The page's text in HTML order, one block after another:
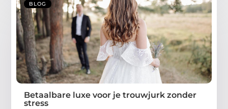
BLOG
Betaalbare luxe voor je trouwjurk zonder
stress